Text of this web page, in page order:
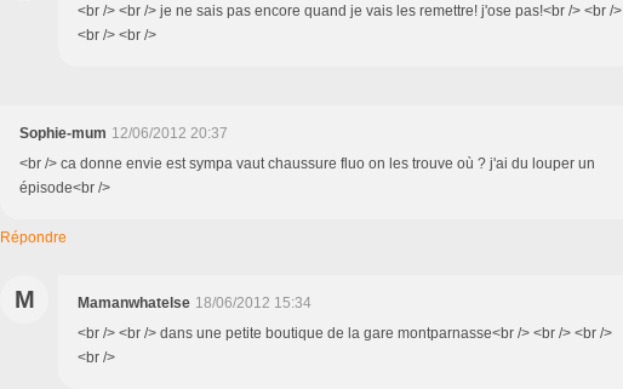
<br /> <br /> je ne sais pas encore quand je vais les remettre! j'ose pas!<br /> <br />
<br /> <br />
Sophie-mum 12/06/2012 20:37
<br /> ca donne envie est sympa vaut chaussure fluo on les trouve où ? j'ai du louper un
épisode<br />
Répondre
M Mamanwhatelse 18/06/2012 15:34
<br /> <br /> dans une petite boutique de la gare montparnasse<br /> <br /> <br />
<br />